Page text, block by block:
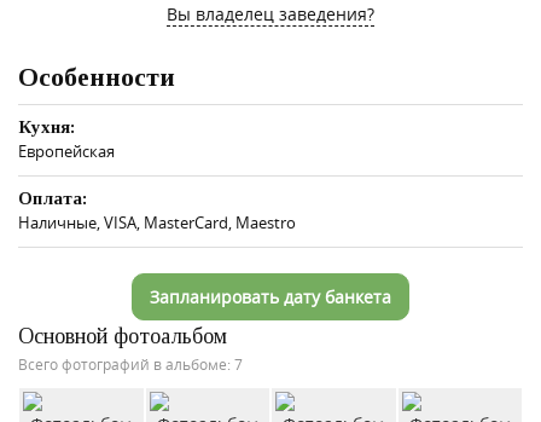
Вы владелец заведения?
Особенности
Кухня:
Европейская
Оплата:
Наличные, VISA, MasterCard, Maestro
Запланировать дату банкета
Основной фотоальбом
Всего фотографий в альбоме: 7